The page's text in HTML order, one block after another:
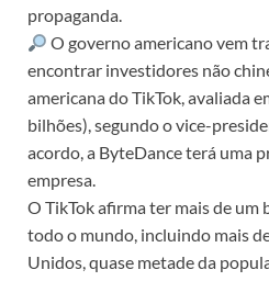
propaganda.
O governo americano vem
encontrar investidores não
americana do TikTok, avaliada
bilhões), segundo o vice-
acordo, a ByteDance terá uma
empresa.
O TikTok afirma ter mais de um
todo o mundo, incluindo mais
Unidos, quase metade da